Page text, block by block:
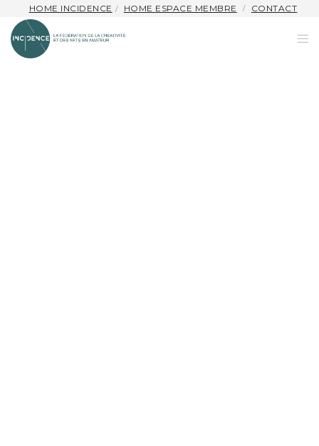
HOME INCIDENCE HOME ESPACE MEMBRE CONTACT